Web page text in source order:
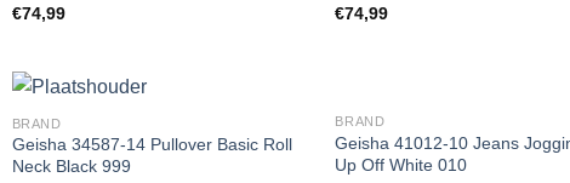
€74,99
€74,99
BRAND
Geisha 34587-14 Pullover Basic Roll
Neck Black 999
BRAND
Geisha 41012-10 Jeans
Up Off White 010